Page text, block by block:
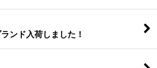
ンド入荷しました！